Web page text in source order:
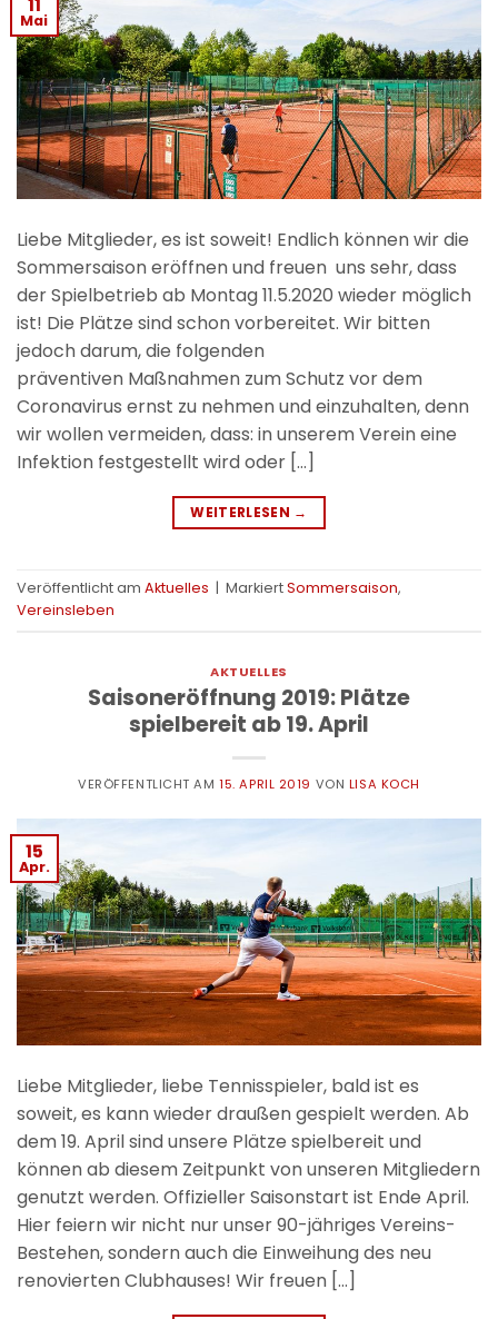
11
Mai
Liebe Mitglieder, es ist soweit! Endlich können wir die
Sommersaison eröffnen und freuen uns sehr, dass
der Spielbetrieb ab Montag 11.5.2020 wieder möglich
ist! Die Plätze sind schon vorbereitet. Wir bitten
jedoch darum, die folgenden
präventiven Maßnahmen zum Schutz vor dem
Coronavirus ernst zu nehmen und einzuhalten, denn
wir wollen vermeiden, dass: in unserem Verein eine
Infektion festgestellt wird oder […]
WEITERLESEN →
Veröffentlicht am Aktuelles | MarkiertSommersaison,
Vereinsleben
AKTUELLES
Saisoneröffnung 2019: Plätze
spielbereit ab 19. April
VERÖFFENTLICHT AM15. APRIL 2019 VON LISA KOCH
15
Apr.
Liebe Mitglieder, liebe Tennisspieler, bald ist es
soweit, es kann wieder draußen gespielt werden. Ab
dem 19. April sind unsere Plätze spielbereit und
können ab diesem Zeitpunkt von unseren Mitgliedern
genutzt werden. Offizieller Saisonstart ist Ende April.
Hier feiern wir nicht nur unser 90-jähriges Vereins-
Bestehen, sondern auch die Einweihung des neu
renovierten Clubhauses! Wir freuen […]